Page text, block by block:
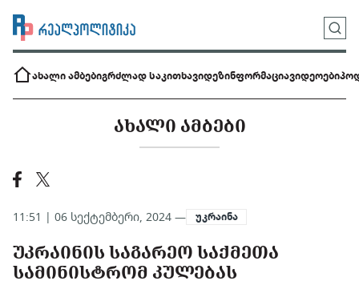
ახალი ამბებიგრძლად საკითხავიდეზინფორმაციავიდეოები
ᲐᲮᲐᲚᲘ ᲐᲛᲑᲔᲑᲘ
11:51 | 06 სექტემბერი, 2024 — უკრაინა
ᲣᲙᲠᲐᲘᲜᲘᲡ ᲡᲐᲒᲐᲠᲔᲝ ᲡᲐᲥᲛᲔᲗᲐ
ᲡᲐᲛᲘᲜᲘᲡᲢᲠᲝᲛ ᲙᲣᲚᲔᲑᲐᲡ